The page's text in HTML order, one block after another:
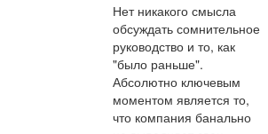
Нет никакого смысла
обсуждать сомнительное
руководство и то, как
"было раньше".
Абсолютно ключевым
моментом является то,
что компания банально